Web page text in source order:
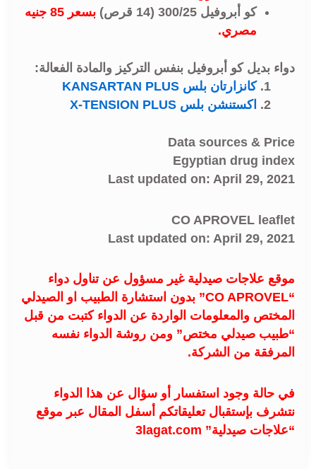
كو أبروفيل 300/25 (14 قرص)
بسعر 85 جنيه
مصري.
دواء بديل كو أبروفيل بنفس التركيز والمادة الفعالة:
كانزارتان بلس KANSARTAN PLUS
اكستنشن بلس X-TENSION PLUS
Data sources & Price
Egyptian drug index
Last updated on: April 29, 2021
CO APROVEL leaflet
Last updated on: April 29, 2021
موقع علاجات صيدلية غير مسؤول عن تناول دواء
“CO APROVEL” بدون استشارة الطبيب او الصيدلي
المختص والمعلومات الواردة عن الدواء كتبت من قبل
“طبيب صيدلي مختص” ومن روشة الدواء نفسه
المرفقة من الشركة.
في حالة وجود استفسار أو سؤال عن هذا الدواء
نتشرف بإستقبال تعليقاتكم أسفل المقال عبر موقع
“علاجات صيدلية” 3lagat.com